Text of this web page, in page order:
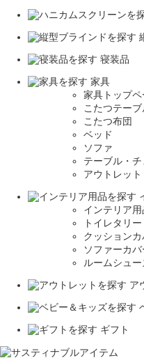
寝装品
家具
家具トップペ
こたつテーブ
こたつ布団
ベッド
ソファ
テーブル・チ
アウトレット
インテリア
トイレタリー
クッションカ
ソファーカバ
ルームシュー
ア
ギフト